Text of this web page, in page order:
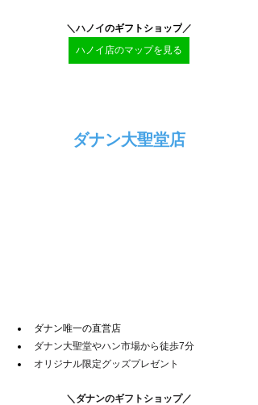
＼ハノイのギフトショップ ／
ハノイ店のマップを見る
ダナン大聖堂店
ダナン唯一の直営店
ダナン大聖堂やハン市場から徒歩7分
オリジナル限定グッズプレゼント
＼ダナンのギフトショップ／